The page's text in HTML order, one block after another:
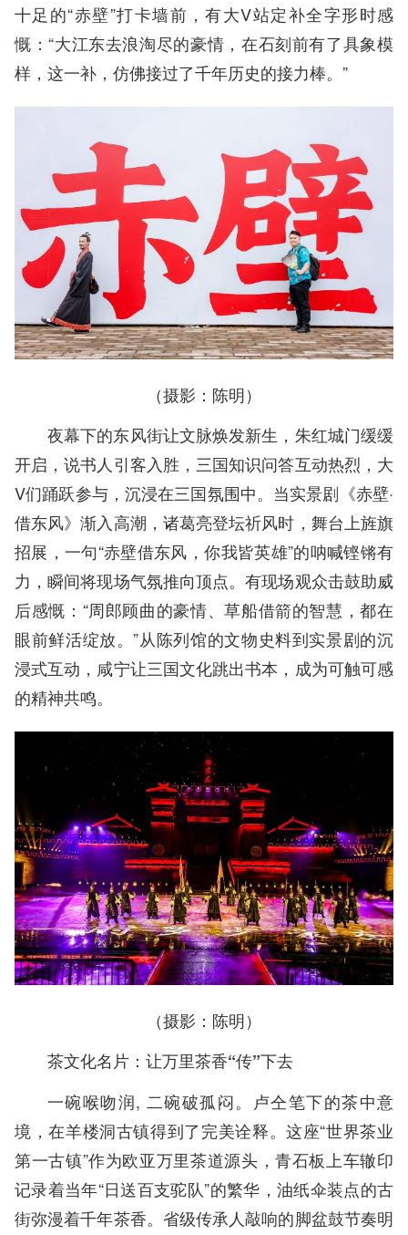
十足的“赤壁”打卡墙前，有大V站定补全字形时感
慨：“大江东去浪淘尽的豪情，在石刻前有了具象模
样，这一补，仿佛接过了千年历史的接力棒。”
（摄影：陈明）
夜幕下的东风街让文脉焕发新生，朱红城门缓缓
开启，说书人引客入胜，三国知识问答互动热烈，大
V们踊跃参与，沉浸在三国氛围中。当实景剧《赤壁·
借东风》渐入高潮，诸葛亮登坛祈风时，舞台上旌旗
招展，一句“赤壁借东风，你我皆英雄”的呐喊铿锵有
力，瞬间将现场气氛推向顶点。有现场观众击鼓助威
后感慨：“周郎顾曲的豪情、草船借箭的智慧，都在
眼前鲜活绽放。”从陈列馆的文物史料到实景剧的沉
浸式互动，咸宁让三国文化跳出书本，成为可触可感
的精神共鸣。
（摄影：陈明）
茶文化名片：让万里茶香“传”下去
一碗喉吻润, 二碗破孤闷。卢仝笔下的茶中意
境，在羊楼洞古镇得到了完美诠释。这座“世界茶业
第一古镇”作为欧亚万里茶道源头，青石板上车辙印
记录着当年“日送百支驼队”的繁华，油纸伞装点的古
街弥漫着千年茶香。省级传承人敲响的脚盆鼓节奏明